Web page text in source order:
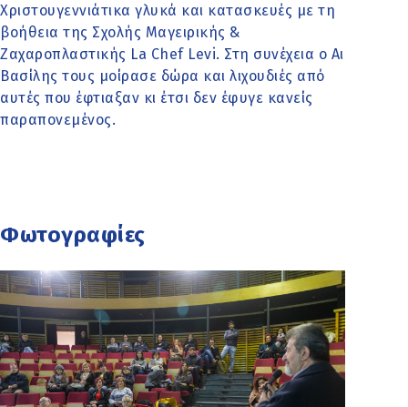
Χριστουγεννιάτικα γλυκά και κατασκευές με τη
βοήθεια της Σχολής Μαγειρικής &
Ζαχαροπλαστικής La Chef Levi. Στη συνέχεια ο Αι
Βασίλης τους μοίρασε δώρα και λιχουδιές από
αυτές που έφτιαξαν κι έτσι δεν έφυγε κανείς
παραπονεμένος.
Φωτογραφίες